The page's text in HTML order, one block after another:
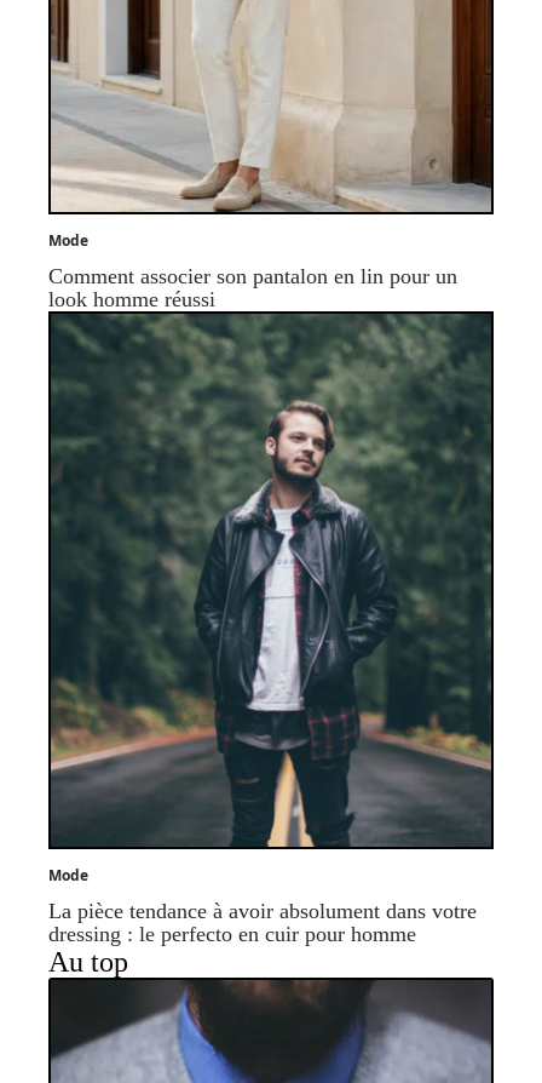
Mode
Comment associer son pantalon en lin pour un
look homme réussi
Mode
La pièce tendance à avoir absolument dans votre
dressing : le perfecto en cuir pour homme
Au top